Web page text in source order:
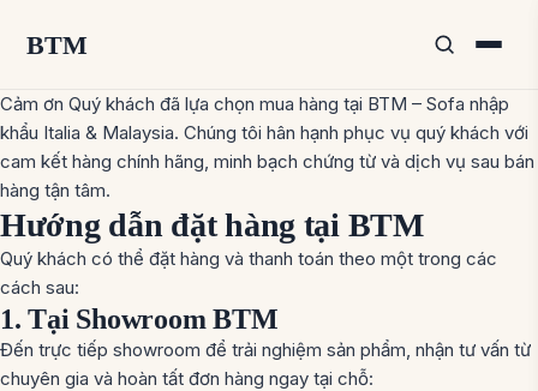
BTM
Cảm ơn Quý khách đã lựa chọn mua hàng tại BTM – Sofa nhập
khẩu Italia & Malaysia. Chúng tôi hân hạnh phục vụ quý khách với
cam kết hàng chính hãng, minh bạch chứng từ và dịch vụ sau bán
hàng tận tâm.
Hướng dẫn đặt hàng tại BTM
Quý khách có thể đặt hàng và thanh toán theo một trong các
cách sau:
1. Tại Showroom BTM
Đến trực tiếp showroom để trải nghiệm sản phẩm, nhận tư vấn từ
chuyên gia và hoàn tất đơn hàng ngay tại chỗ: